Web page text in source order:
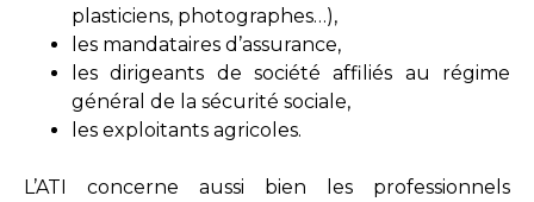
plasticiens, photographes…),
les mandataires d’assurance,
les dirigeants de société affiliés au régime
général de la sécurité sociale,
les exploitants agricoles.
L’ATI concerne aussi bien les professionnels